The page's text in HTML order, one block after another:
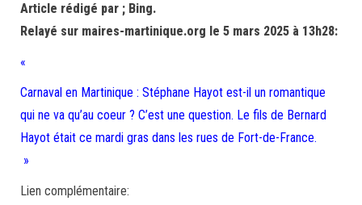
Article rédigé par ; Bing.
Relayé sur maires-martinique.org le 5 mars 2025 à 13h28:
«
Carnaval en Martinique : Stéphane Hayot est-il un romantique
qui ne va qu’au coeur ? C’est une question. Le fils de Bernard
Hayot était ce mardi gras dans les rues de Fort-de-France.
»
Lien complémentaire: